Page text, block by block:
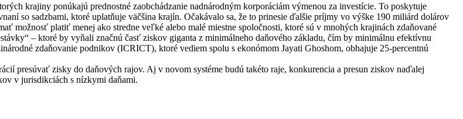
krajiny ponúkajú prednostné zaobchádzanie nadnárodným korporáciám výmenou za investície. To poskytuje
so sadzbami, ktoré uplatňuje väčšina krajín. Očakávalo sa, že to prinesie ďalšie príjmy vo výške 190 miliárd dolárov
možnosť platiť menej ako stredne veľké alebo malé miestne spoločnosti, ktoré sú v mnohých krajinách zdaňované
– ktoré by vyňali značnú časť ziskov giganta z minimálneho daňového základu, čím by minimálnu efektívnu
zdaňovanie podnikov (ICRICT), ktoré vediem spolu s ekonómom Jayati Ghoshom, obhajuje 25-percentnú
presúvať zisky do daňových rajov. Aj v novom systéme budú takéto raje, konkurencia a presun ziskov naďalej
v jurisdikciách s nízkymi daňami.